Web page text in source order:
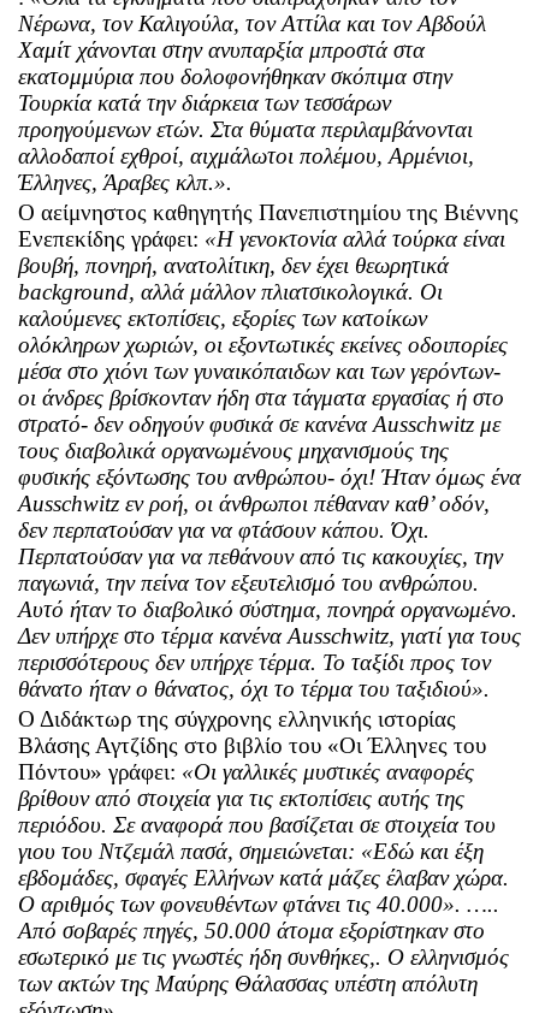
Νέρωνα, τον Καλιγούλα, τον Αττίλα και τον Αβδούλ
Χαμίτ χάνονται στην ανυπαρξία μπροστά στα
εκατομμύρια που δολοφονήθηκαν σκόπιμα στην
Τουρκία κατά την διάρκεια των τεσσάρων
προηγούμενων ετών. Στα θύματα περιλαμβάνονται
αλλοδαποί εχθροί, αιχμάλωτοι πολέμου, Αρμένιοι,
Έλληνες, Άραβες κλπ.».
Ο αείμνηστος καθηγητής Πανεπιστημίου της Βιέννης
Ενεπεκίδης γράφει: «Η γενοκτονία αλλά τούρκα είναι
βουβή, πονηρή, ανατολίτικη, δεν έχει θεωρητικά
background, αλλά μάλλον πλιατσικολογικά. Οι
καλούμενες εκτοπίσεις, εξορίες των κατοίκων
ολόκληρων χωριών, οι εξοντωτικές εκείνες οδοιπορίες
μέσα στο χιόνι των γυναικόπαιδων και των γερόντων-
οι άνδρες βρίσκονταν ήδη στα τάγματα εργασίας ή στο
στρατό- δεν οδηγούν φυσικά σε κανέναAusschwitz με
τους διαβολικά οργανωμένους μηχανισμούς της
φυσικής εξόντωσης του ανθρώπου- όχι! Ήταν όμως ένα
Ausschwitz εν ροή, οι άνθρωποι πέθαναν καθ’ οδόν,
δεν περπατούσαν για να φτάσουν κάπου. Όχι.
Περπατούσαν για να πεθάνουν από τις κακουχίες, την
παγωνιά, την πείνα τον εξευτελισμό του ανθρώπου.
Αυτό ήταν το διαβολικό σύστημα, πονηρά οργανωμένο.
Δεν υπήρχε στο τέρμα κανέναAusschwitz, γιατί για τους
περισσότερους δεν υπήρχε τέρμα. Το ταξίδι προς τον
θάνατο ήταν ο θάνατος, όχι το τέρμα του ταξιδιού».
Ο Διδάκτωρ της σύγχρονης ελληνικής ιστορίας
Βλάσης Αγτζίδης στο βιβλίο του «Οι Έλληνες του
Πόντου» γράφει: «Οι γαλλικές μυστικές αναφορές
βρίθουν από στοιχεία για τις εκτοπίσεις αυτής της
περιόδου. Σε αναφορά που βασίζεται σε στοιχεία του
γιου του Ντζεμάλ πασά, σημειώνεται: «Εδώ και έξη
εβδομάδες, σφαγές Ελλήνων κατά μάζες έλαβαν χώρα.
Ο αριθμός των φονευθέντων φτάνει τις 40.000». …..
Από σοβαρές πηγές, 50.000 άτομα εξορίστηκαν στο
εσωτερικό με τις γνωστές ήδη συνθήκες,. Ο ελληνισμός
των ακτών της Μαύρης Θάλασσας υπέστη απόλυτη